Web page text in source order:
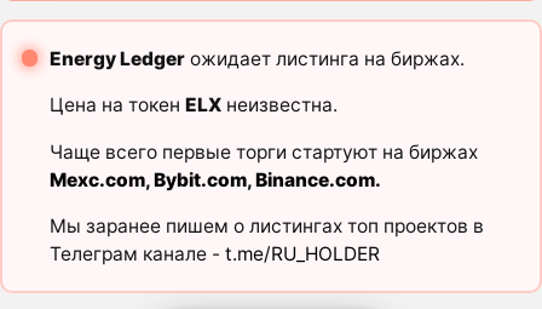
Energy Ledgerожидает листинга на биржах.
Цена на токен ELXнеизвестна.
Чаще всего первые торги стартуют на биржах
Mexc.com,Bybit.com,Binance.com.
Мы заранее пишем о листингах топ проектов в
Телеграм канале - t.me/RU_HOLDER